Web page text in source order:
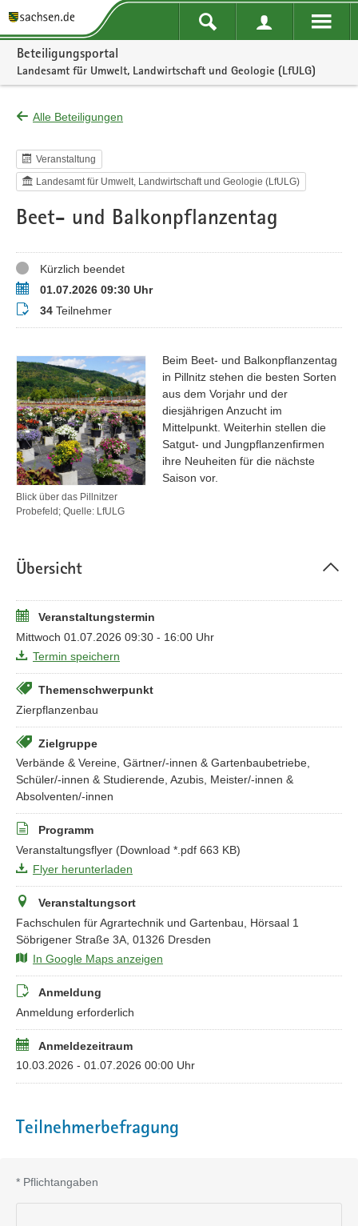
Portalnavigation
Beteiligungsportal
Landesamt für Umwelt, Landwirtschaft und Geologie (LfULG)
Alle Beteiligungen
Veranstaltung
Landesamt für Umwelt, Landwirtschaft und Geologie (LfULG)
Beet- und Balkonpflanzentag
StatusKürzlich beendet
Termin01.07.2026 09:30 Uhr
Teilnehmer
34 Teilnehmer
Blick über das Pillnitzer
Probefeld; Quelle: LfULG
Beim Beet- und Balkonpflanzentag
in Pillnitz stehen die besten Sorten
aus dem Vorjahr und der
diesjährigen Anzucht im
Mittelpunkt. Weiterhin stellen die
Satgut- und Jungpflanzenfirmen
ihre Neuheiten für die nächste
Saison vor.
Übersicht
Veranstaltungstermin
Mittwoch 01.07.2026 09:30 - 16:00 Uhr
Termin speichern
Themenschwerpunkt
Zierpflanzenbau
Zielgruppe
Verbände & Vereine, Gärtner/-innen & Gartenbaubetriebe,
Schüler/-innen & Studierende, Azubis, Meister/-innen &
Absolventen/-innen
Programm
Veranstaltungsflyer (Download *.pdf 663 KB)
Flyer herunterladen
Veranstaltungsort
Fachschulen für Agrartechnik und Gartenbau, Hörsaal 1
Söbrigener Straße 3A, 01326 Dresden
In Google Maps anzeigen
Anmeldung
Anmeldung erforderlich
Anmeldezeitraum
10.03.2026 - 01.07.2026 00:00 Uhr
Teilnehmerbefragung
* Pflichtangaben